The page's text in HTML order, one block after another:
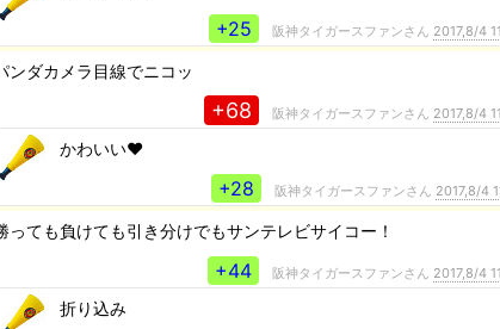
+25 阪神タイガースファンさん 2017,8/4
ンダカメラ目線でニコッ
+68 阪神タイガースファンさん 2017,8/4
かわいい♥
+28 阪神タイガースファンさん 2017,8/4
っても負けても引き分けでもサンテレビサイコー！
+44 阪神タイガースファンさん 2017,8/4
折り込み